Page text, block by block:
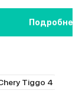
Подробнее
Tiggo 4